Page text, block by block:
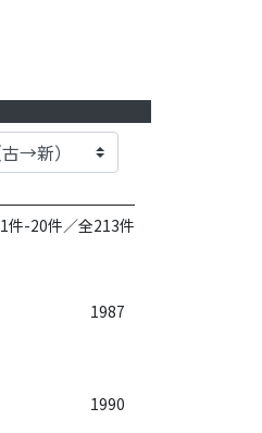
1件-20件／全213件
1987
1990